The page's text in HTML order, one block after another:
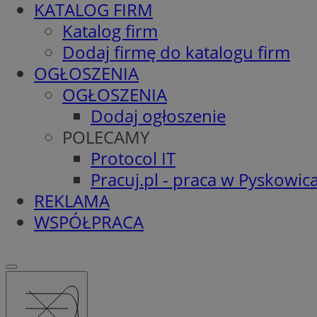
KATALOG FIRM
Katalog firm
Dodaj firmę do katalogu firm
OGŁOSZENIA
OGŁOSZENIA
Dodaj ogłoszenie
POLECAMY
Protocol IT
Pracuj.pl - praca w
REKLAMA
WSPÓŁPRACA